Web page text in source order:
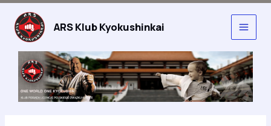
Przejdź
treści
ARS Klub Kyokushinkai
Main